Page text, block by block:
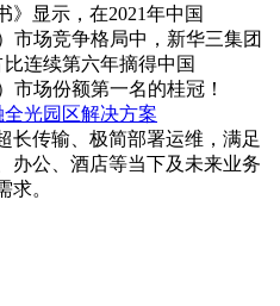
》显示，在2021年中国
市场竞争格局中，新华三集团
比连续第六年摘得中国
市场份额第一名的桂冠！
全光园区解决方案
长传输、极简部署运维，满足
办公、酒店等当下及未来业务
求。